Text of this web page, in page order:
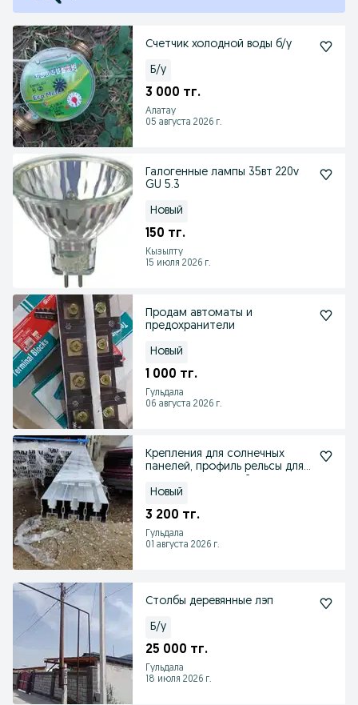
Счетчик холодной воды б/у
Б/у
3 000 тг.
Алатау
05 августа 2026 г.
Галогенные лампы 35вт 220v
GU 5.3
Новый
150 тг.
Кызылту
15 июля 2026 г.
Продам автоматы и
предохранители
Новый
1 000 тг.
Гульдала
06 августа 2026 г.
Крепления для солнечных
панелей, профиль рельсы для
Новый
3 200 тг.
Гульдала
01 августа 2026 г.
Столбы деревянные лэп
Б/у
25 000 тг.
Гульдала
18 июля 2026 г.